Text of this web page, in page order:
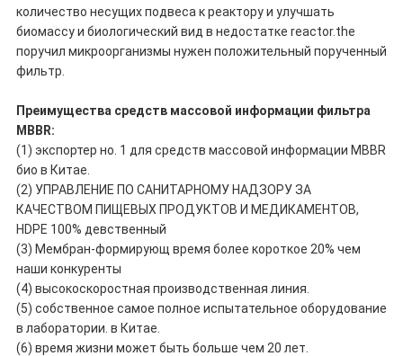
количество несущих подвеса к реактору и улучшать
биомассу и биологический вид в недостатке reactor.the
поручил микроорганизмы нужен положительный порученный
фильтр.
Преимущества средств массовой информации фильтра
MBBR:
(1) экспортер но. 1 для средств массовой информации MBBR
био в Китае.
(2) УПРАВЛЕНИЕ ПО САНИТАРНОМУ НАДЗОРУ ЗА
КАЧЕСТВОМ ПИЩЕВЫХ ПРОДУКТОВ И МЕДИКАМЕНТОВ,
HDPE 100% девственный
(3) Мембран-формирующ время более короткое 20% чем
наши конкуренты
(4) высокоскоростная производственная линия.
(5) собственное самое полное испытательное оборудование
в лаборатории. в Китае.
(6) время жизни может быть больше чем 20 лет.